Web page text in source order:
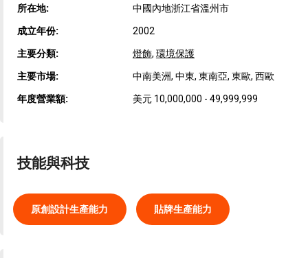
所在地: 中國內地浙江省溫州市
成立年份: 2002
主要分類: 燈飾, 環境保護
主要市場: 中南美洲, 中東, 東南亞, 東歐, 西歐
年度營業額: 美元 10,000,000 - 49,999,999
技能與科技
原創設計生產能力 貼牌生產能力